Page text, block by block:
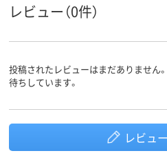
レビュー（0件）
投稿されたレビューはまだありません
待ちしています。
レビュ